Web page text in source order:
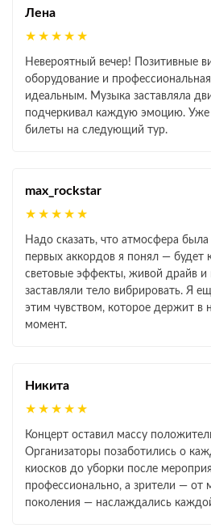
Лена
★★★★★
Невероятный вечер! Позитивные
оборудование и
идеальным. Музыка заставляла
подчеркивал каждую эмоцию. Уже
билеты на следующий тур.
max_rockstar
★★★★★
Надо сказать, что атмосфера
первых аккордов я понял — будет
световые эффекты, живой драйв и
заставляли тело вибрировать. Я
этим чувством, которое держит в
момент.
Никита
★★★★★
Концерт оставил массу
Организаторы позаботились о
киосков до уборки после
профессионально, а зрители —
поколения — наслаждались